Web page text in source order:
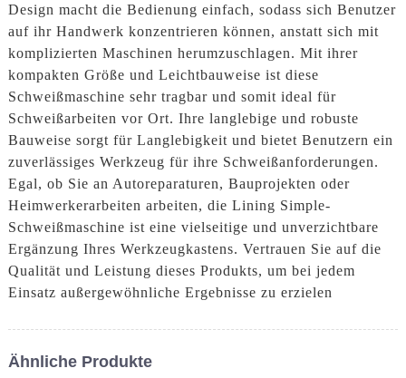
Design macht die Bedienung einfach, sodass sich Benutzer
auf ihr Handwerk konzentrieren können, anstatt sich mit
komplizierten Maschinen herumzuschlagen. Mit ihrer
kompakten Größe und Leichtbauweise ist diese
Schweißmaschine sehr tragbar und somit ideal für
Schweißarbeiten vor Ort. Ihre langlebige und robuste
Bauweise sorgt für Langlebigkeit und bietet Benutzern ein
zuverlässiges Werkzeug für ihre Schweißanforderungen.
Egal, ob Sie an Autoreparaturen, Bauprojekten oder
Heimwerkerarbeiten arbeiten, die Lining Simple-
Schweißmaschine ist eine vielseitige und unverzichtbare
Ergänzung Ihres Werkzeugkastens. Vertrauen Sie auf die
Qualität und Leistung dieses Produkts, um bei jedem
Einsatz außergewöhnliche Ergebnisse zu erzielen
Ähnliche Produkte